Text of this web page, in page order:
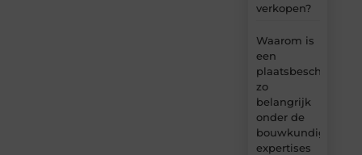
verkopen?
Waarom is
een
plaatsbeschrijving
zo
belangrijk
onder de
bouwkundige
expertises